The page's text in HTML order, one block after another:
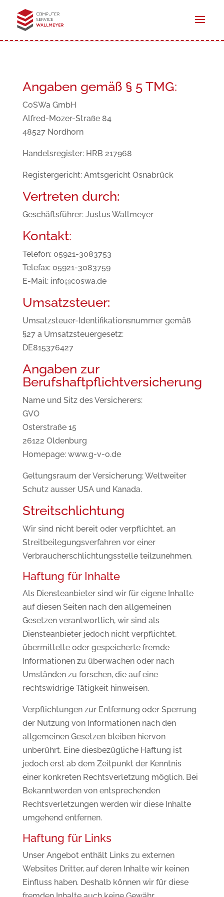
Angaben gemäß § 5 TMG:
CoSWa GmbH
Alfred-Mozer-Straße 84
48527 Nordhorn
Handelsregister: HRB 217968
Registergericht: Amtsgericht Osnabrück
Vertreten durch:
Geschäftsführer: Justus Wallmeyer
Kontakt:
Telefon: 05921-3083753
Telefax: 05921-3083759
E-Mail: info@coswa.de
Umsatzsteuer:
Umsatzsteuer-Identifikationsnummer gemäß
§27 a Umsatzsteuergesetz:
DE815376427
Angaben zur
Berufshaftpflichtversicherung
Name und Sitz des Versicherers:
GVO
Osterstraße 15
26122 Oldenburg
Homepage: www.g-v-o.de
Geltungsraum der Versicherung: Weltweiter
Schutz ausser USA und Kanada.
Streitschlichtung
Wir sind nicht bereit oder verpflichtet, an
Streitbeilegungsverfahren vor einer
Verbraucherschlichtungsstelle teilzunehmen.
Haftung für Inhalte
Als Diensteanbieter sind wir für eigene Inhalte
auf diesen Seiten nach den allgemeinen
Gesetzen verantwortlich, wir sind als
Diensteanbieter jedoch nicht verpflichtet,
übermittelte oder gespeicherte fremde
Informationen zu überwachen oder nach
Umständen zu forschen, die auf eine
rechtswidrige Tätigkeit hinweisen.
Verpflichtungen zur Entfernung oder Sperrung
der Nutzung von Informationen nach den
allgemeinen Gesetzen bleiben hiervon
unberührt. Eine diesbezügliche Haftung ist
jedoch erst ab dem Zeitpunkt der Kenntnis
einer konkreten Rechtsverletzung möglich. Bei
Bekanntwerden von entsprechenden
Rechtsverletzungen werden wir diese Inhalte
umgehend entfernen.
Haftung für Links
Unser Angebot enthält Links zu externen
Websites Dritter, auf deren Inhalte wir keinen
Einfluss haben. Deshalb können wir für diese